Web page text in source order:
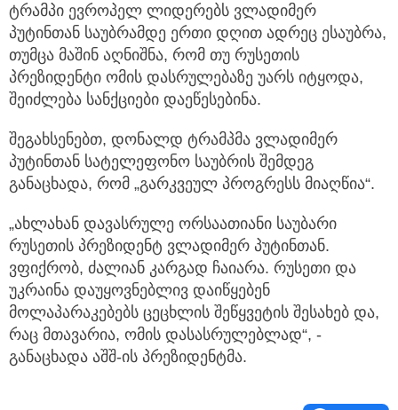
ტრამპი ევროპელ ლიდერებს ვლადიმერ
პუტინთან საუბრამდე ერთი დღით ადრეც ესაუბრა,
თუმცა მაშინ აღნიშნა, რომ თუ რუსეთის
პრეზიდენტი ომის დასრულებაზე უარს იტყოდა,
შეიძლება სანქციები დაეწესებინა.
შეგახსენებთ, დონალდ ტრამპმა ვლადიმერ
პუტინთან სატელეფონო საუბრის შემდეგ
განაცხადა, რომ „გარკვეულ პროგრესს მიაღწია“.
„ახლახან დავასრულე ორსაათიანი საუბარი
რუსეთის პრეზიდენტ ვლადიმერ პუტინთან.
ვფიქრობ, ძალიან კარგად ჩაიარა. რუსეთი და
უკრაინა დაუყოვნებლივ დაიწყებენ
მოლაპარაკებებს ცეცხლის შეწყვეტის შესახებ და,
რაც მთავარია, ომის დასასრულებლად“, -
განაცხადა აშშ-ის პრეზიდენტმა.